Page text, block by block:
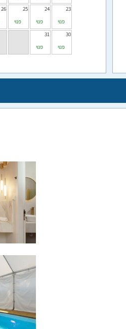
23
פנוי
24
פנוי
25
פנוי
26
30
פנוי
31
פנוי